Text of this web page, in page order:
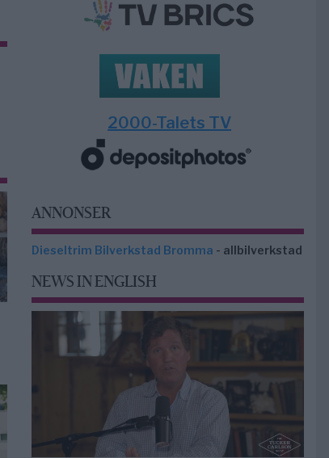
2000-Talets TV
ANNONSER
Dieseltrim Bilverkstad Bromma - allbilverkstad
NEWS IN ENGLISH